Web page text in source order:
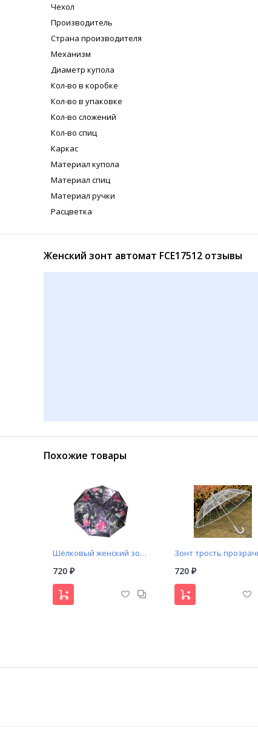
Чехол
Производитель
Страна производителя
Механизм
Диаметр купола
Кол-во в коробке
Кол-во в упаковке
Кол-во сложений
Кол-во спиц
Каркас
Материал купола
Материал спиц
Материал ручки
Расцветка
Женский зонт автомат FCE17512 отзывы
Похожие товары
Шёлковый женский зонт автомат "ЦВЕТЫ"
720 ₽ 720 ₽